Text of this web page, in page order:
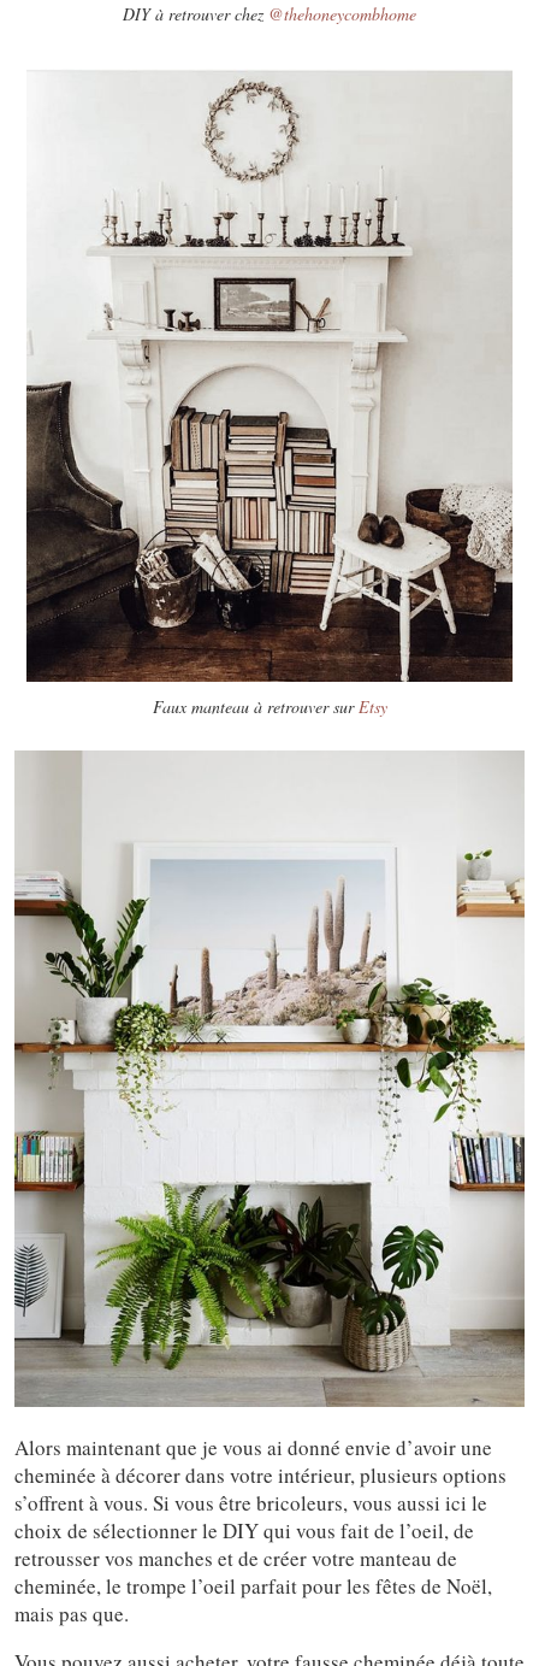
DIY à retrouver chez @thehoneycombhome
Faux manteau à retrouver surEtsy
Alors maintenant que je vous ai donné envie d’avoir une
cheminée à décorer dans votre intérieur, plusieurs options
s’offrent à vous. Si vous être bricoleurs, vous aussi ici le
choix de sélectionner le DIY qui vous fait de l’oeil, de
retrousser vos manches et de créer votre manteau de
cheminée, le trompe l’oeil parfait pour les fêtes de Noël,
mais pas que.